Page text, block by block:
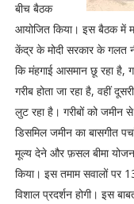
बीच बैठक
आयोजित किया। इस बैठक में
केंद्र के मोदी सरकार के गलत
कि मंहगाई आसमान छू रहा है,
गरीब होता जा रहा है, वहीं
लुट रहा है। गरीबों को जमीन
डिसमिल जमीन का बासगीत
मूल्य देने और फ़सल बीमा
किया। इस तमाम सवालों पर
विशाल प्रदर्शन होगी। इस